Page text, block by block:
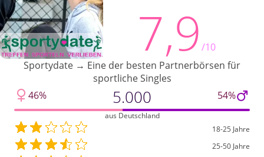
7,9 /10
Sportydate → Eine der besten Partnerbörsen für
sportliche Singles
46%
5.000 54%
aus Deutschland
18-25 Jahre
25-50 Jahre